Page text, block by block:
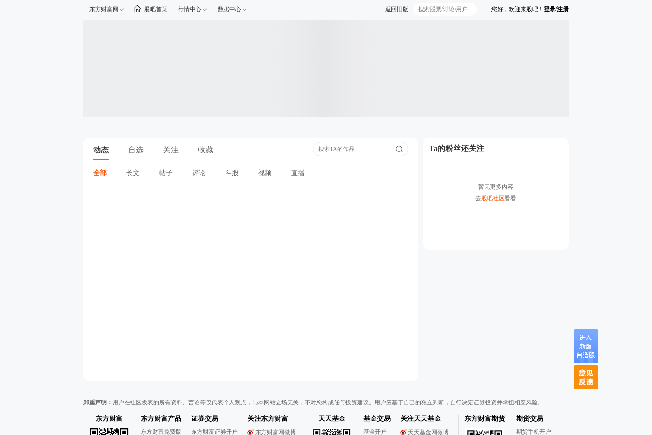
东方财富网 股吧首页 行情中心 数据中心 您好，欢迎来股吧！ 登录/注册
返回旧版
动态 自选 关注 收藏
全部 长文 帖子 评论 斗股 视频 直播
Ta的粉丝还关注
暂无更多内容
去股吧社区看看
郑重声明： 用户在社区发表的所有资料、言论等仅代表个人观点，与本网站立场无关，不对您构成任何投资建议。用户应基于自己的独立判断，自行决定证券投资并承担相应风险。
东方财富 东方财富产品
东方财富免费版
证券交易
东方财富证券开户
关注东方财富
东方财富网微博
天天基金 基金交易
基金开户
关注天天基金
天天基金网微博
东方财富期货 期货交易
期货手机开户